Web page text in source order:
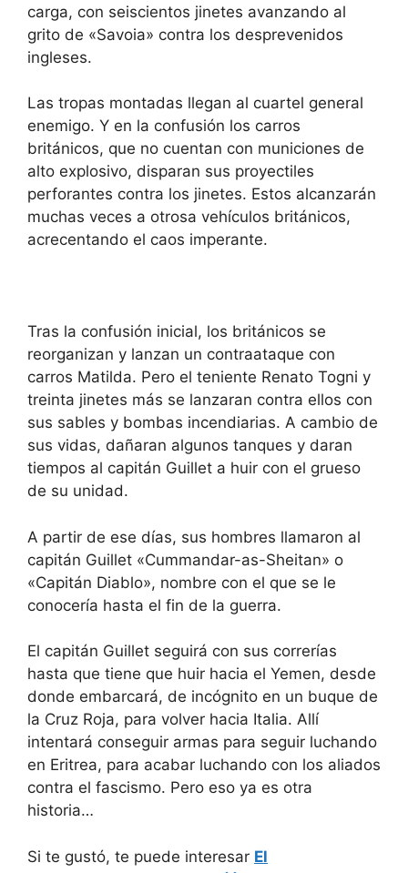
carga, con seiscientos jinetes avanzando al
grito de «Savoia» contra los desprevenidos
ingleses.
Las tropas montadas llegan al cuartel general
enemigo. Y en la confusión los carros
británicos, que no cuentan con municiones de
alto explosivo, disparan sus proyectiles
perforantes contra los jinetes. Estos alcanzarán
muchas veces a otrosa vehículos británicos,
acrecentando el caos imperante.
Tras la confusión inicial, los británicos se
reorganizan y lanzan un contraataque con
carros Matilda. Pero el teniente Renato Togni y
treinta jinetes más se lanzaran contra ellos con
sus sables y bombas incendiarias. A cambio de
sus vidas, dañaran algunos tanques y daran
tiempos al capitán Guillet a huir con el grueso
de su unidad.
A partir de ese días, sus hombres llamaron al
capitán Guillet «Cummandar-as-Sheitan» o
«Capitán Diablo», nombre con el que se le
conocería hasta el fin de la guerra.
El capitán Guillet seguirá con sus correrías
hasta que tiene que huir hacia el Yemen, desde
donde embarcará, de incógnito en un buque de
la Cruz Roja, para volver hacia Italia. Allí
intentará conseguir armas para seguir luchando
en Eritrea, para acabar luchando con los aliados
contra el fascismo. Pero eso ya es otra
historia…
Si te gustó, te puede interesar El